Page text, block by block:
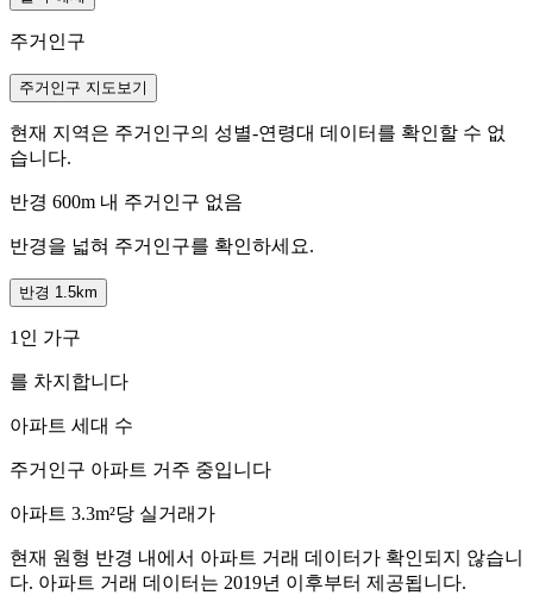
주거인구
주거인구 지도보기
현재 지역은 주거인구의 성별-연령대 데이터를 확인할 수 없
습니다.
반경 600m 내 주거인구 없음
반경을 넓혀 주거인구를 확인하세요.
반경 1.5km
1인 가구
를 차지합니다
아파트 세대 수
주거인구 아파트 거주 중입니다
아파트 3.3m²당 실거래가
현재 원형 반경 내에서 아파트 거래 데이터가 확인되지 않습니
다. 아파트 거래 데이터는 2019년 이후부터 제공됩니다.